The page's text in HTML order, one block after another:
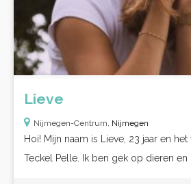
Lieve
Nijmegen-Centrum, Nijmegen
Hoi! Mijn naam is Lieve, 23 jaar en
Teckel Pelle. Ik ben gek op dieren en